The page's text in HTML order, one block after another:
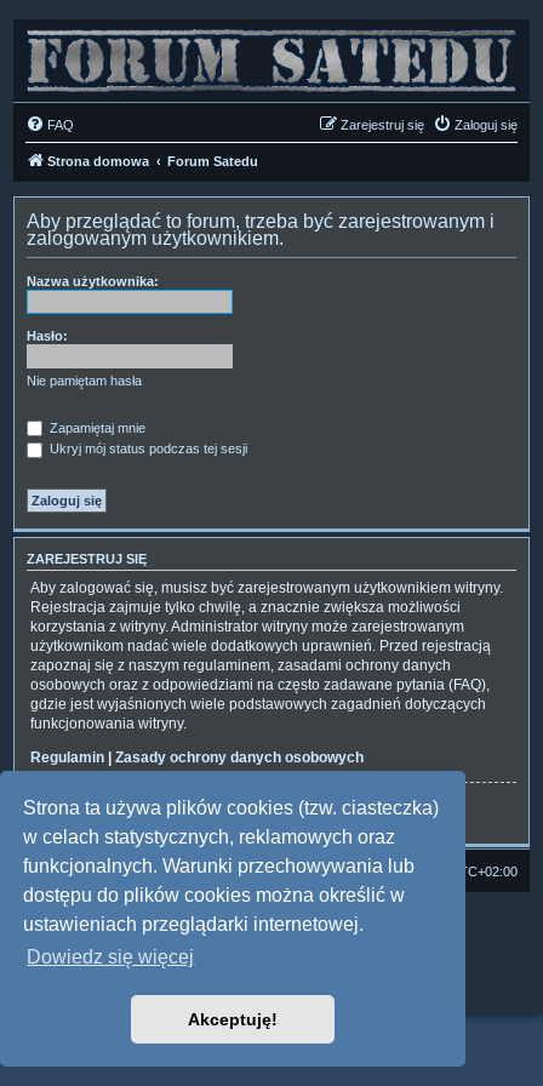
Strona ta używa plików cookies (tzw. ciasteczka)
w celach statystycznych, reklamowych oraz
funkcjonalnych. Warunki przechowywania lub
dostępu do plików cookies można określić w
ustawieniach przeglądarki internetowej.
Dowiedz się więcej
Akceptuję!
FAQ Zaloguj się
Zarejestruj się
Strona domowa Forum Satedu
Aby przeglądać to forum, trzeba być zarejestrowanym i
zalogowanym użytkownikiem.
Nazwa użytkownika:
Hasło:
Nie pamiętam hasła
Zapamiętaj mnie
Ukryj mój status podczas tej sesji
ZAREJESTRUJ SIĘ
Aby zalogować się, musisz być zarejestrowanym użytkownikiem witryny.
Rejestracja zajmuje tylko chwilę, a znacznie zwiększa możliwości
korzystania z witryny. Administrator witryny może zarejestrowanym
użytkownikom nadać wiele dodatkowych uprawnień. Przed rejestracją
zapoznaj się z naszym regulaminem, zasadami ochrony danych
osobowych oraz z odpowiedziami na często zadawane pytania (FAQ),
gdzie jest wyjaśnionych wiele podstawowych zagadnień dotyczących
funkcjonowania witryny.
Regulamin | Zasady ochrony danych osobowych
Zarejestruj się
Strona domowa Forum Satedu Strefa czasowa UTC+02:00
Technologię dostarcza phpBB® Forum Software © phpBB Limited
Polski pakiet językowy dostarcza
phpBB.pl
Style: Multi Design by Joyce&Luna
Zasady ochrony danych osobowych